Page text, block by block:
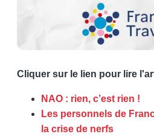
Cliquer sur le lien pour lire
NAO : rien, c’est rien !
Les personnels de
la crise de nerfs